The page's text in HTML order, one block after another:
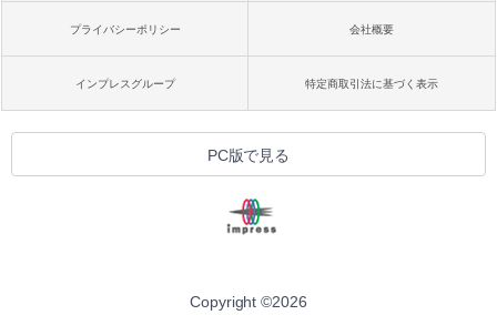
プライバシーポリシー 会社概要
インプレスグループ 特定商取引法に基づく表示
PC版で見る
Copyright ©2026